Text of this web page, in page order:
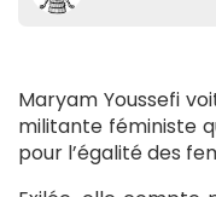
Maryam Youssefi
militante féministe
pour l’égalité des